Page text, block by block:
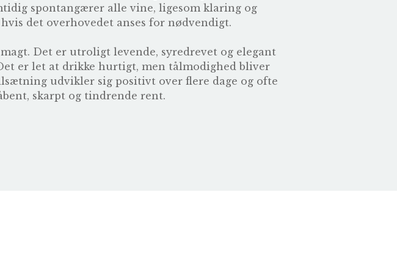
spontangærer alle vine, ligesom klaring og
det overhovedet anses for nødvendigt.
Det er utroligt levende, syredrevet og elegant
er let at drikke hurtigt, men tålmodighed bliver
udvikler sig positivt over flere dage og ofte
skarpt og tindrende rent.